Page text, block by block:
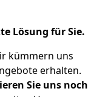
Lösung für Sie.
kümmern uns
erhalten.
Sie uns noch